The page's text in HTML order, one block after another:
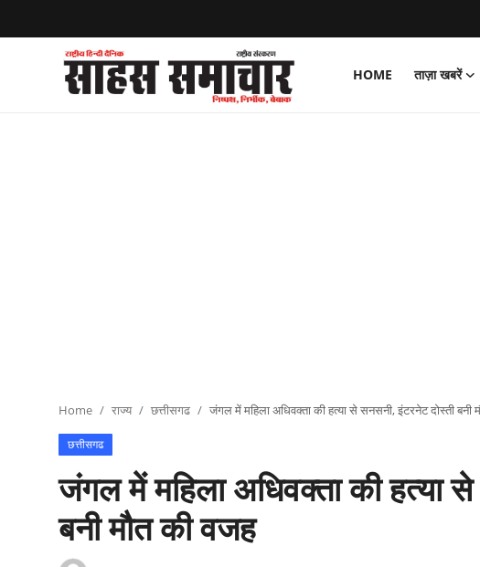
HOME ताज़ा खबरें
Register
Home राज्य छत्तीसगढ जंगल में महिला अधिवक्ता की हत्या से सनसनी, इंटरनेट दोस्ती बनी
छत्तीसगढ
जंगल में महिला अधिवक्ता की हत्या
बनी मौत की वजह